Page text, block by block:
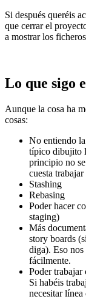
Si después queréis
que cerrar el
a mostrar los
Lo que sigo
Aunque la cosa ha
cosas:
No entiendo
típico dibujito
principio no
cuesta
Stashing
Rebasing
Poder hacer
staging)
Más
story boards
diga). Eso
fácilmente.
Poder trabajar
Si habéis
necesitar línea